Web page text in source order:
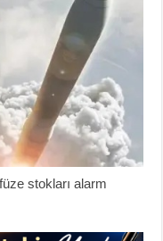
stokları alarm